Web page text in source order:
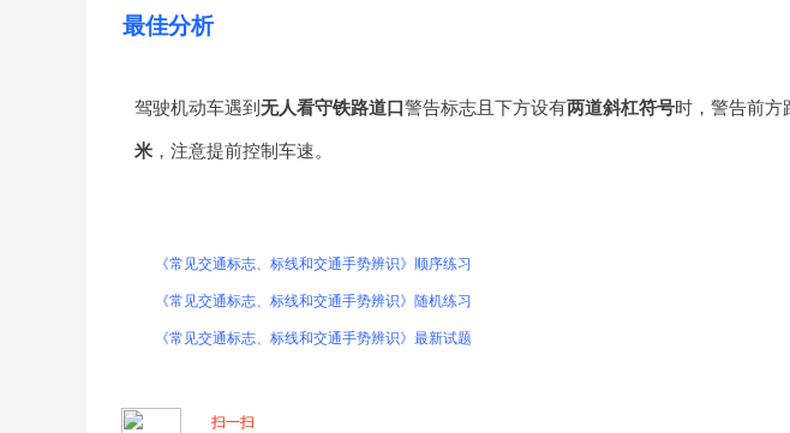
最佳分析
驾驶机动车遇到 无人看守铁路道口警告标志且下方设有两道斜杠符号时，警告前方
米 ，注意提前控制车速。
《常见交通标志、标线和交通手势辨识》顺序练习
《常见交通标志、标线和交通手势辨识》随机练习
《常见交通标志、标线和交通手势辨识》最新试题
扫一扫